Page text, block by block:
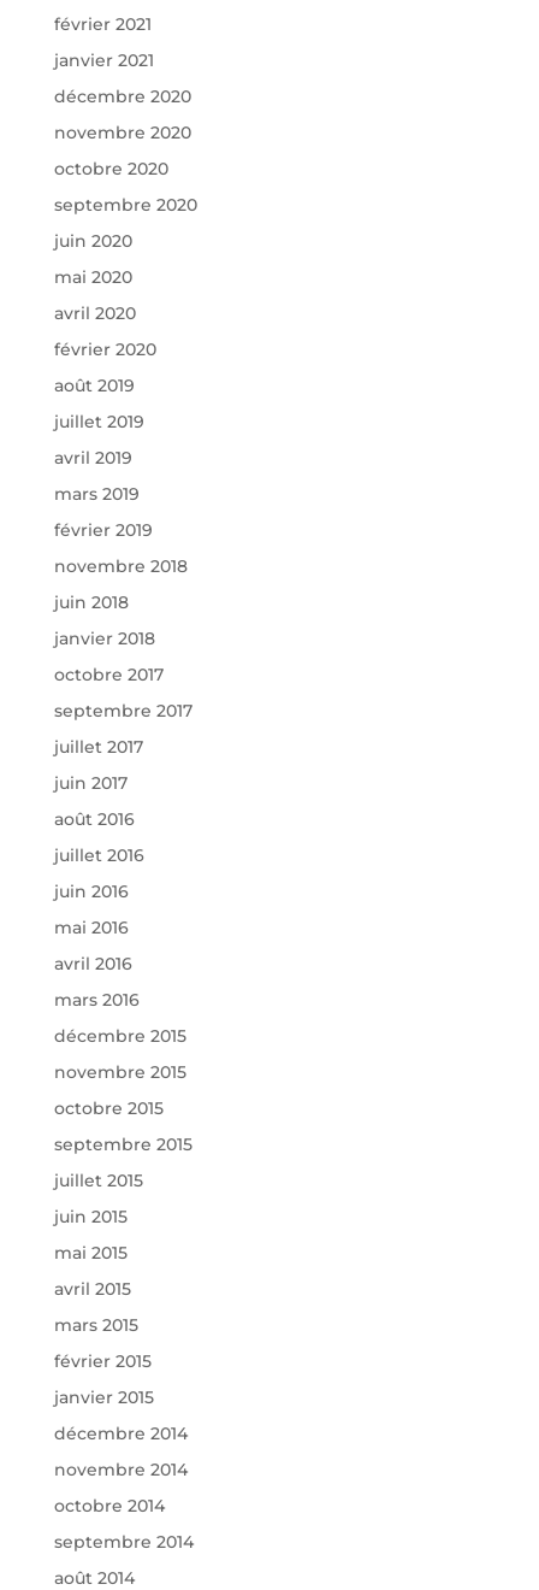
février 2021
janvier 2021
décembre 2020
novembre 2020
octobre 2020
septembre 2020
juin 2020
mai 2020
avril 2020
février 2020
août 2019
juillet 2019
avril 2019
mars 2019
février 2019
novembre 2018
juin 2018
janvier 2018
octobre 2017
septembre 2017
juillet 2017
juin 2017
août 2016
juillet 2016
juin 2016
mai 2016
avril 2016
mars 2016
décembre 2015
novembre 2015
octobre 2015
septembre 2015
juillet 2015
juin 2015
mai 2015
avril 2015
mars 2015
février 2015
janvier 2015
décembre 2014
novembre 2014
octobre 2014
septembre 2014
août 2014